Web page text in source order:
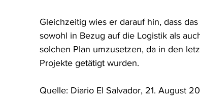
Gleichzeitig wies er darauf hin, dass
sowohl in Bezug auf die Logistik als
solchen Plan umzusetzen, da in den
Projekte getätigt wurden.
Quelle: Diario El Salvador, 21. August